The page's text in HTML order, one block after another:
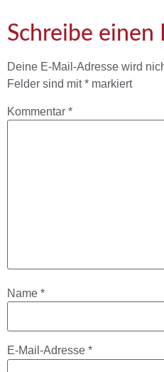
Schreibe einen
Deine E-Mail-Adresse wird
Felder sind mit* markiert
Kommentar *
Name *
E-Mail-Adresse *